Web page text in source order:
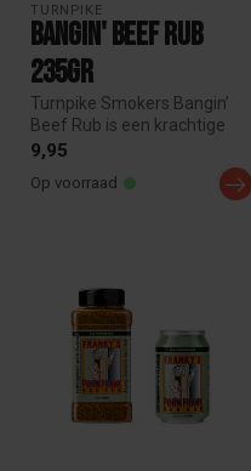
TURNPIKE
Bangin' Beef Rub
235gr
Turnpike Smokers Bangin’
Beef Rub is een krachtige
BBQ rub, speciaal ontwikkeld
9,95
Op voorraad